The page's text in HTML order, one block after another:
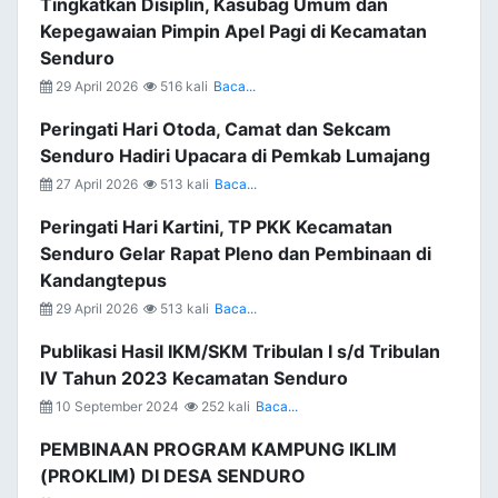
Tingkatkan Disiplin, Kasubag Umum dan
Kepegawaian Pimpin Apel Pagi di Kecamatan
Senduro
29 April 2026 516 kali Baca...
Peringati Hari Otoda, Camat dan Sekcam
Senduro Hadiri Upacara di Pemkab Lumajang
27 April 2026 513 kali Baca...
Peringati Hari Kartini, TP PKK Kecamatan
Senduro Gelar Rapat Pleno dan Pembinaan di
Kandangtepus
29 April 2026 513 kali Baca...
Publikasi Hasil IKM/SKM Tribulan I s/d Tribulan
IV Tahun 2023 Kecamatan Senduro
10 September 2024 252 kali Baca...
PEMBINAAN PROGRAM KAMPUNG IKLIM
(PROKLIM) DI DESA SENDURO